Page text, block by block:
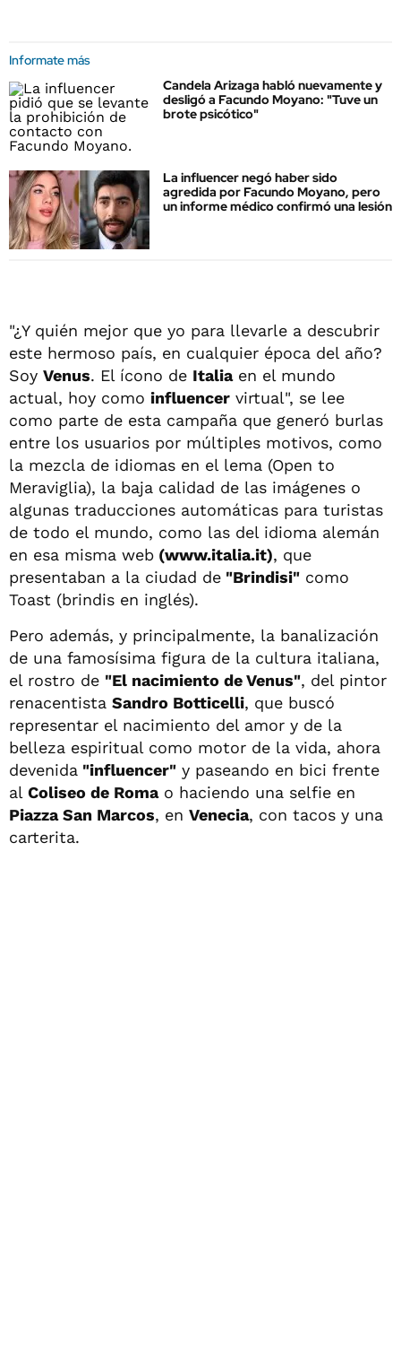
Informate más
Candela Arizaga habló nuevamente y
desligó a Facundo Moyano: "Tuve un
brote psicótico"
La influencer negó haber sido
agredida por Facundo Moyano, pero
un informe médico confirmó una lesión
"¿Y quién mejor que yo para llevarle a descubrir
este hermoso país, en cualquier época del año?
Soy Venus. El ícono de Italiaen el mundo
actual, hoy como influencer virtual", se lee
como parte de esta campaña que generó burlas
entre los usuarios por múltiples motivos, como
la mezcla de idiomas en el lema (Open to
Meraviglia), la baja calidad de las imágenes o
algunas traducciones automáticas para turistas
de todo el mundo, como las del idioma alemán
en esa misma web (www.italia.it), que
presentaban a la ciudad de "Brindisi" como
Toast (brindis en inglés).
Pero además, y principalmente, la banalización
de una famosísima figura de la cultura italiana,
el rostro de "El nacimiento de Venus", del pintor
renacentista Sandro Botticelli, que buscó
representar el nacimiento del amor y de la
belleza espiritual como motor de la vida, ahora
devenida "influencer" y paseando en bici frente
al Coliseo de Romao haciendo una selfie en
Piazza San Marcos, en Venecia, con tacos y una
carterita.